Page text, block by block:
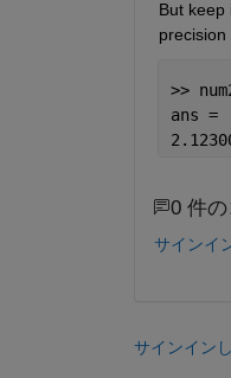
But keep
>>
ans =
0 件の
サインイ
サインイン